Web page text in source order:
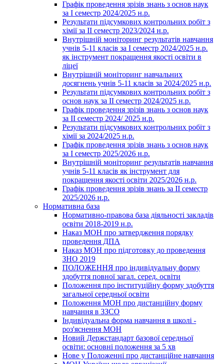
Графік проведення зрізів знань з основ наук
за І семестр 2024/2025 н.р.
Результати підсумкових контрольних робіт з
хімії за ІІ семестр 2023/2024 н.р.
Внутрішній моніторинг результатів навчання
учнів 5-11 класів за І семестр 2024/2025 н.р.
як інструмент покращення якості освіти в
ліцеї
Внутрішній моніторинг навчальних
досягнень учнів 5-11 класів за 2024/2025 н.р.
Результати підсумкових контрольних робіт з
основ наук за ІІ семестр 2024/2025 н.р.
Графік проведення зрізів знань з основ наук
за ІІ семестр 2024/ 2025 н.р.
Результати підсумкових контрольних робіт з
хімії за 2024/2025 н.р.
Графік проведення зрізів знань з основ наук
за І семестр 2025/2026 н.р.
Внутрішній моніторинг результатів навчання
учнів 5-11 класів як інструмент для
покращення якості освіти 2025/2026 н.р.
Графік проведення зрізів знань за ІІ семестр
2025/2026 н.р.
Нормативна база
Нормативно-правова база діяльності закладів
освіти 2018-2019 н.р.
Наказ МОН про затвердження порядку
проведення ДПА
Наказ МОН про підготовку до проведення
ЗНО 2019
ПОЛОЖЕННЯ про індивідуальну форму
здобуття повної загал. серед. освіти
Положення про інституційну форму здобуття
загальної середньої освіти
Положення МОН про дистанційну форму
навчання в ЗЗСО
Індивідуальна форма навчання в школі -
роз'яснення МОН
Новий Держстандарт базової середньої
освіти: основні положення за 5 хв
Нове у Положенні про дистанційне навчання